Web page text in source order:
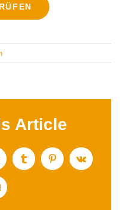
Article
TumblrPinterestVk